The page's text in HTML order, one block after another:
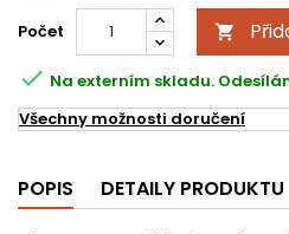
Počet 
 Na externím skladu.
Všechny možnosti doručení
POPIS DETAILY PRODUKTU